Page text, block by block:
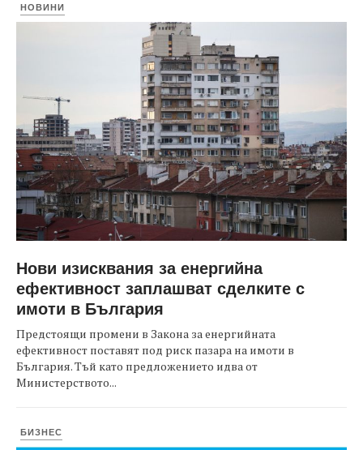
НОВИНИ
Нови изисквания за енергийна
ефективност заплашват сделките с
имоти в България
Предстоящи промени в Закона за енергийната
ефективност поставят под риск пазара на имоти в
България. Тъй като предложението идва от
Министерството...
БИЗНЕС